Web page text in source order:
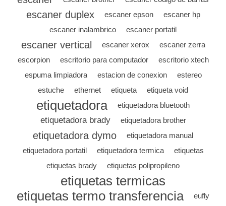
escaner duplex escaner epson
escaner hp
escaner inalambrico
escaner portatil
escaner vertical escaner xerox
escaner zerra
escorpion
escritorio para computador
escritorio xtech
espuma limpiadora
estacion de conexion
estereo
estuche
ethernet etiqueta etiqueta void
etiquetadora etiquetadora bluetooth
etiquetadora brady etiquetadora brother
etiquetadora dymo
etiquetadora manual
etiquetadora portatil
etiquetadora termica
etiquetas
etiquetas brady
etiquetas polipropileno
etiquetas termicas
etiquetas termo transferencia
eufly